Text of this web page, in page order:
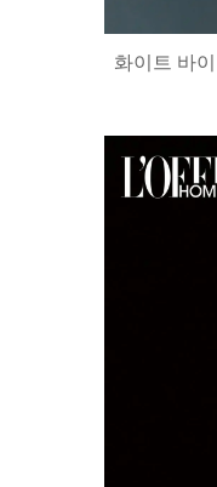
화이트 바